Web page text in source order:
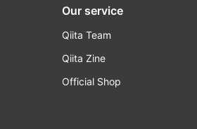
Our service
Qiita Team
Qiita Zine
Official Shop